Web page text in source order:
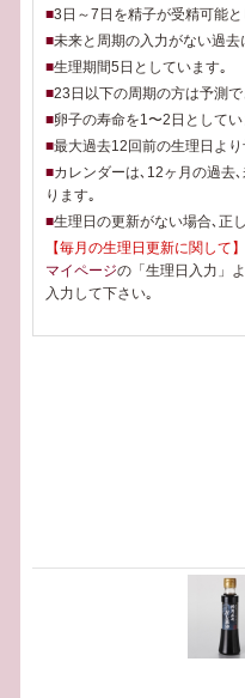
■3日～7日を精子が受精可能と
■未来と周期の入力がない過
■生理期間5日としています｡
■23日以下の周期の方は予測で
■卵子の寿命を1〜2日としてい
■最大過去12回前の生理日よ
■カレンダーは､12ヶ月の過去
ります｡
■生理日の更新がない場合､正
【毎月の生理日更新に関して】
マイページの「生理日入力」
入力して下さい｡